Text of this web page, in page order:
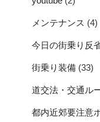
メンテナンス (4)
今日の街乗り反
街乗り装備 (33)
道交法・交通ル
都内近郊要注意